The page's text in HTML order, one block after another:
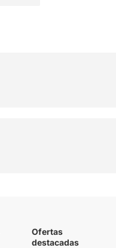
Ofertas
destacadas